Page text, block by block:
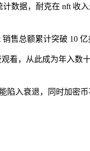
数据，耐克在 nft
售总额累计突破 10
，从此成为年入数
入衰退，同时加密